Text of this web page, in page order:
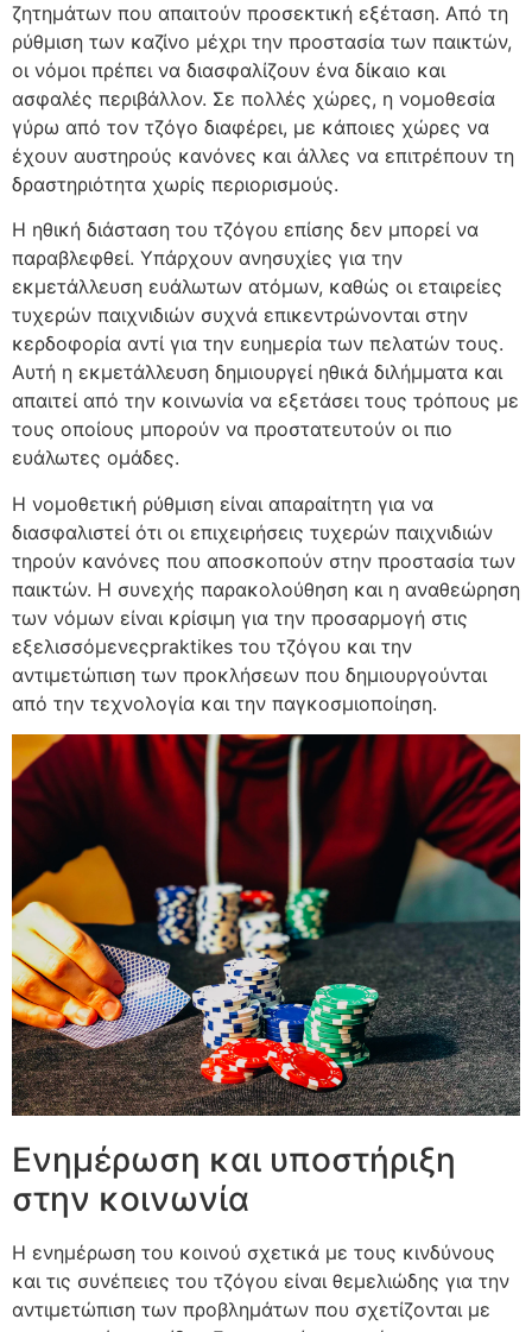
ζητημάτων που απαιτούν προσεκτική εξέταση. Από τη
ρύθμιση των καζίνο μέχρι την προστασία των παικτών,
οι νόμοι πρέπει να διασφαλίζουν ένα δίκαιο και
ασφαλές περιβάλλον. Σε πολλές χώρες, η νομοθεσία
γύρω από τον τζόγο διαφέρει, με κάποιες χώρες να
έχουν αυστηρούς κανόνες και άλλες να επιτρέπουν τη
δραστηριότητα χωρίς περιορισμούς.
Η ηθική διάσταση του τζόγου επίσης δεν μπορεί να
παραβλεφθεί. Υπάρχουν ανησυχίες για την
εκμετάλλευση ευάλωτων ατόμων, καθώς οι εταιρείες
τυχερών παιχνιδιών συχνά επικεντρώνονται στην
κερδοφορία αντί για την ευημερία των πελατών τους.
Αυτή η εκμετάλλευση δημιουργεί ηθικά διλήμματα και
απαιτεί από την κοινωνία να εξετάσει τους τρόπους με
τους οποίους μπορούν να προστατευτούν οι πιο
ευάλωτες ομάδες.
Η νομοθετική ρύθμιση είναι απαραίτητη για να
διασφαλιστεί ότι οι επιχειρήσεις τυχερών παιχνιδιών
τηρούν κανόνες που αποσκοπούν στην προστασία των
παικτών. Η συνεχής παρακολούθηση και η αναθεώρηση
των νόμων είναι κρίσιμη για την προσαρμογή στις
εξελισσόμενεςpraktikes του τζόγου και την
αντιμετώπιση των προκλήσεων που δημιουργούνται
από την τεχνολογία και την παγκοσμιοποίηση.
Ενημέρωση και υποστήριξη
στην κοινωνία
Η ενημέρωση του κοινού σχετικά με τους κινδύνους
και τις συνέπειες του τζόγου είναι θεμελιώδης για την
αντιμετώπιση των προβλημάτων που σχετίζονται με